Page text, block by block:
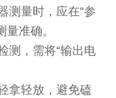
量时，应在“参
准确。
，需将“输出电
轻放，避免磕